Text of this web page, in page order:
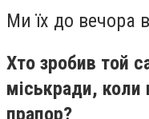
Ми їх до вечора
Хто зробив той
міськради, коли
прапор?